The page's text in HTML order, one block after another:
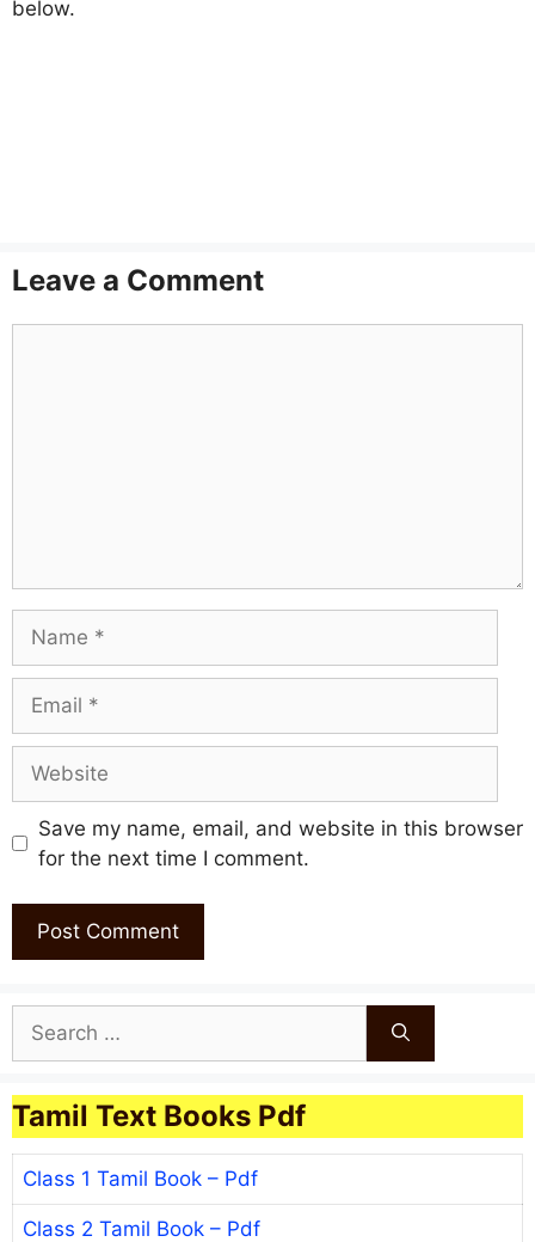
below.
Leave a Comment
Save my name, email, and website in this browser
for the next time I comment.
Search
for:
Tamil Text Books Pdf
Class 1 Tamil Book – Pdf
Class 2 Tamil Book – Pdf